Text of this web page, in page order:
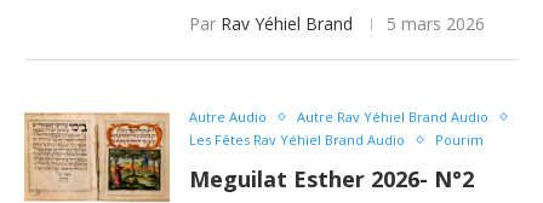
Par Rav Yéhiel Brand 5 mars 2026
Autre Audio
Autre Rav Yéhiel Brand Audio
Les Fêtes Rav Yéhiel Brand Audio
Pourim
Meguilat Esther 2026- N°2